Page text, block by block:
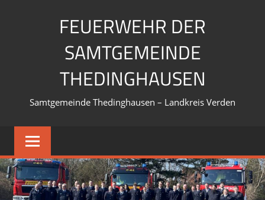
FEUERWEHR DER
SAMTGEMEINDE
THEDINGHAUSEN
Samtgemeinde Thedinghausen – Landkreis Verden